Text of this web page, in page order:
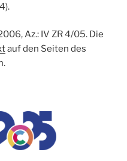
Az.: IV ZR 4/05. Die
auf den Seiten des